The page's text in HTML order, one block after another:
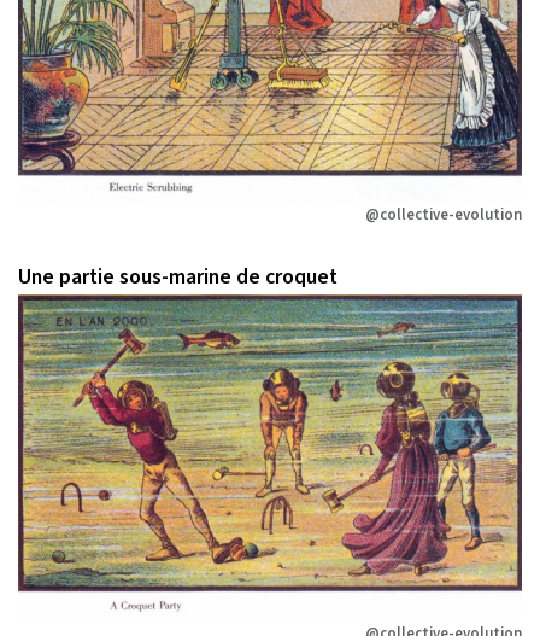
@collective-evolution
Une partie sous-marine de croquet